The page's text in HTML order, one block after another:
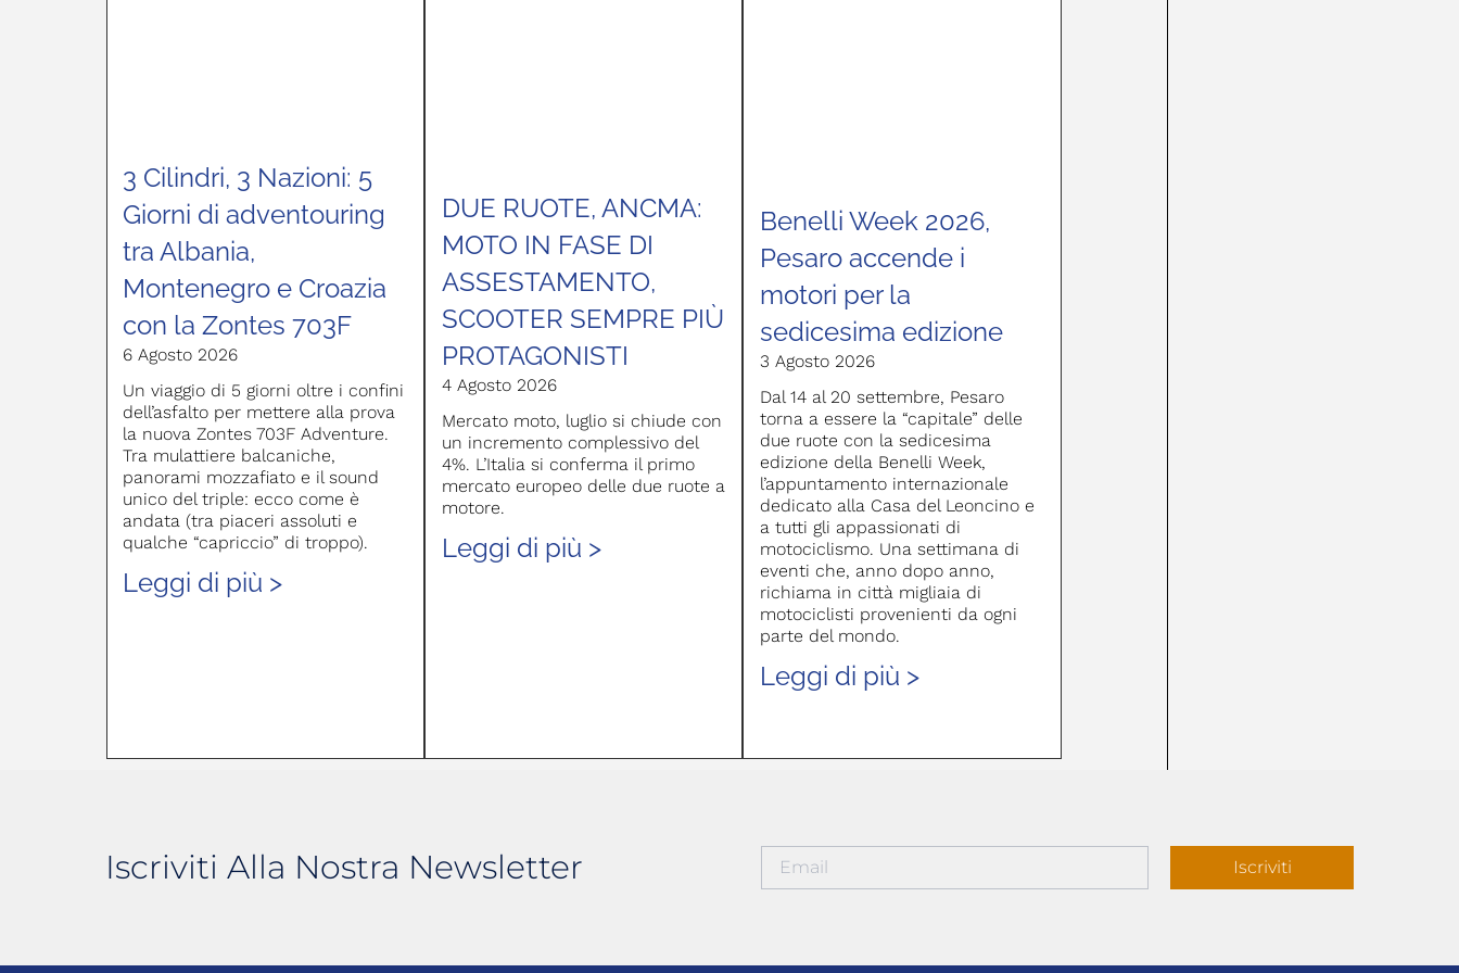
3 Cilindri, 3 Nazioni: 5
Giorni di adventouring
tra Albania,
Montenegro e Croazia
con la Zontes 703F
6 Agosto 2026
Un viaggio di 5 giorni oltre i confini
dell’asfalto per mettere alla prova
la nuova Zontes 703F Adventure.
Tra mulattiere balcaniche,
panorami mozzafiato e il sound
unico del triple: ecco come è
andata (tra piaceri assoluti e
qualche “capriccio” di troppo).
Leggi di più >
DUE RUOTE, ANCMA:
MOTO IN FASE DI
ASSESTAMENTO,
SCOOTER SEMPRE PIÙ
PROTAGONISTI
4 Agosto 2026
Mercato moto, luglio si chiude con
un incremento complessivo del
4%. L’Italia si conferma il primo
mercato europeo delle due ruote a
motore.
Leggi di più >
Benelli Week 2026,
Pesaro accende i
motori per la
sedicesima edizione
3 Agosto 2026
Dal 14 al 20 settembre, Pesaro
torna a essere la “capitale” delle
due ruote con la sedicesima
edizione della Benelli Week,
l’appuntamento internazionale
dedicato alla Casa del Leoncino e
a tutti gli appassionati di
motociclismo. Una settimana di
eventi che, anno dopo anno,
richiama in città migliaia di
motociclisti provenienti da ogni
parte del mondo.
Leggi di più >
Iscriviti Alla Nostra Newsletter Iscriviti